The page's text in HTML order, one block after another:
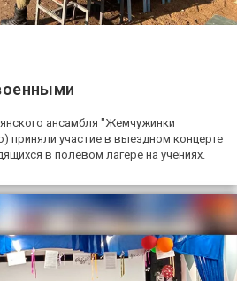
ансамбля "Жемчужинки
приняли участие в выездном концерте
в полевом лагере на учениях.